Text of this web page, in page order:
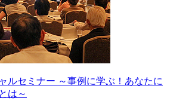
ルセミナー ～事例に学ぶ！あなたに
は～